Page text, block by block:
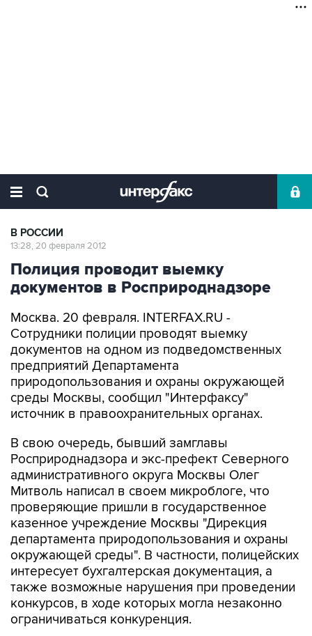
В РОССИИ
13:28, 20 февраля 2012
Полиция проводит выемку
документов в Росприроднадзоре
Москва. 20 февраля. INTERFAX.RU -
Сотрудники полиции проводят выемку
документов на одном из подведомственных
предприятий Департамента
природопользования и охраны окружающей
среды Москвы, сообщил "Интерфаксу"
источник в правоохранительных органах.
В свою очередь, бывший замглавы
Росприроднадзора и экс-префект Северного
административного округа Москвы Олег
Митволь написал в своем микроблоге, что
проверяющие пришли в государственное
казенное учреждение Москвы "Дирекция
департамента природопользования и охраны
окружающей среды". В частности, полицейских
интересует бухгалтерская документация, а
также возможные нарушения при проведении
конкурсов, в ходе которых могла незаконно
ограничиваться конкуренция.